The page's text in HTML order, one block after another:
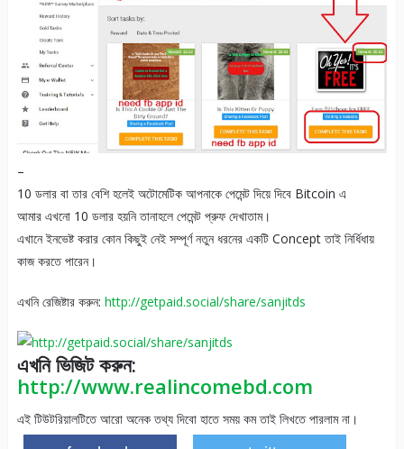
–
10 ডলার বা তার বেশি হলেই অটোমেটিক আপনাকে পেমেন্ট দিয়ে দিবে Bitcoin এ
আমার এখনো 10 ডলার হয়নি তানাহলে পেমেন্ট প্রুফ দেখাতাম।
এখানে ইনভেষ্ট করার কোন কিছুই নেই সম্পূর্ণ নতুন ধরনের একটি Concept তাই নির্ধিধায়
কাজ করতে পারেন।
এখনি রেজিষ্টার করুন: http://getpaid.social/share/sanjitds
এখনি ভিজিট করুন:
http://www.realincomebd.com
এই টিউটরিয়ালটিতে আরো অনেক তথ্য দিবো হাতে সময় কম তাই লিখতে পারলাম না।